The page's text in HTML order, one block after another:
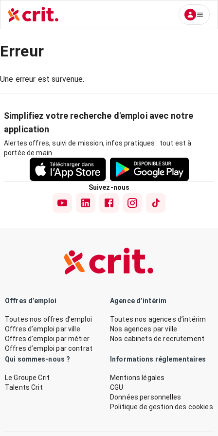
Erreur
Une erreur est survenue.
Simplifiez votre recherche d'emploi avec notre
application
Alertes offres, suivi de mission, infos pratiques : tout est à
portée de main.
Suivez-nous
Offres d’emploi
Toutes nos offres d’emploi
Offres d’emploi par ville
Offres d’emploi par métier
Offres d’emploi par contrat
Agence d’intérim
Toutes nos agences d’intérim
Nos agences par ville
Nos cabinets de recrutement
Qui sommes-nous ?
Le Groupe Crit
Talents Crit
Informations réglementaires
Mentions légales
CGU
Données personnelles
Politique de gestion des cookies